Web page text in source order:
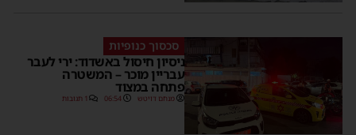
סכסוך כנופיות
ניסיון חיסול באשדוד: ירי לעבר
עבריין מוכר – המשטרה
פתחה במצוד
מנחם דויטש 06:54 1 תגובות